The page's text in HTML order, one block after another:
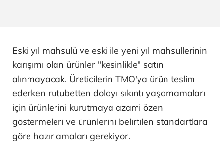
Eski yıl mahsulü ve eski ile yeni yıl mahsullerinin
karışımı olan ürünler "kesinlikle" satın
alınmayacak. Üreticilerin TMO'ya ürün teslim
ederken rutubetten dolayı sıkıntı yaşamamaları
için ürünlerini kurutmaya azami özen
göstermeleri ve ürünlerini belirtilen standartlara
göre hazırlamaları gerekiyor.